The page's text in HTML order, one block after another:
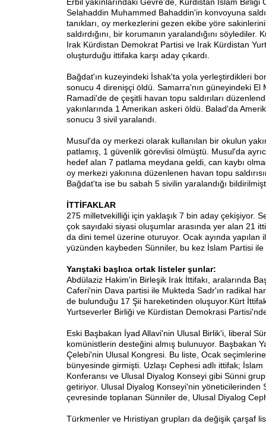
Selahaddin Muhammed Bahaddin'in konvoyuna
tanıkları, oy merkezlerini gezen ekibe yöre
saldırdığını, bir korumanın yaralandığını söylediler.
Irak Kürdistan Demokrat Partisi ve Irak Kürdistan
oluşturduğu ittifaka karşı aday çıkardı.
Bağdat'ın kuzeyindeki İshak'ta yola yerleştirdikleri
sonucu 4 direnişçi öldü. Samarra'nın güneyindeki El
Ramadi'de de çeşitli havan topu saldırıları
yakınlarında 1 Amerikan askeri öldü. Balad'da
sonucu 3 sivil yaralandı.
Musul'da oy merkezi olarak kullanılan bir okulun
patlamış, 1 güvenlik görevlisi ölmüştü. Musul'da
hedef alan 7 patlama meydana geldi, can kaybı
oy merkezi yakınına düzenlenen havan topu
Bağdat'ta ise bu sabah 5 sivilin yaralandığı
İTTİFAKLAR
275 milletvekilliği için yaklaşık 7 bin aday çekişiyor.
çok sayıdaki siyasi oluşumlar arasında yer alan 21
da dini temel üzerine oturuyor. Ocak ayında yapılan
yüzünden kaybeden Sünniler, bu kez İslam Partisi ile
Yarıştaki başlıca ortak listeler şunlar:
Abdülaziz Hakim'in Birleşik Irak İttifakı, aralarında
Caferi'nin Dava partisi ile Mukteda Sadr'ın radikal
de bulunduğu 17 Şii hareketinden oluşuyor.Kürt
Yurtseverler Birliği ve Kürdistan Demokrasi
Eski Başbakan İyad Allavi'nin Ulusal Birlik'i, liberal
komünistlerin desteğini almış bulunuyor. Başbakan
Çelebi'nin Ulusal Kongresi. Bu liste, Ocak
bünyesinde girmişti. Uzlaşı Cephesi adlı ittifak;
Konferansı ve Ulusal Diyalog Konseyi gibi Sünni
getiriyor. Ulusal Diyalog Konseyi'nin yöneticilerinden
çevresinde toplanan Sünniler de, Ulusal Diyalog
Türkmenler ve Hıristiyan grupları da değişik çarşaf